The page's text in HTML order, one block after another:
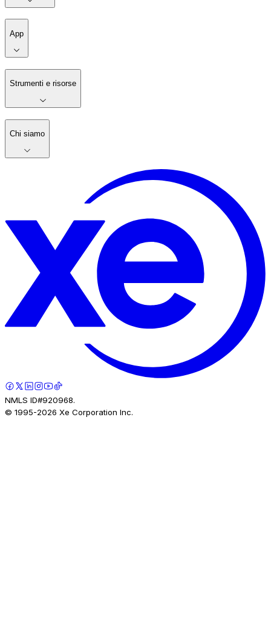
App
Strumenti e risorse
Chi siamo
NMLS ID#920968.
© 1995-2026 Xe Corporation Inc.